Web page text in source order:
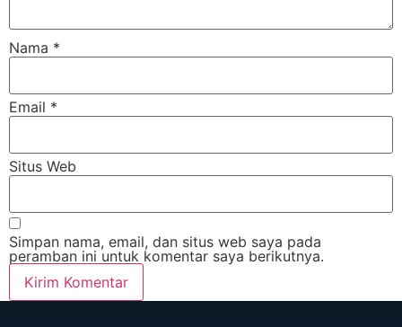
Nama *
Email *
Situs Web
Simpan nama, email, dan situs web saya pada
peramban ini untuk komentar saya berikutnya.